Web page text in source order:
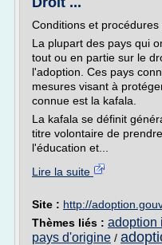
Conditions et procédures
La plupart des pays qui
tout ou en partie sur le
l'adoption. Ces pays
mesures visant à
connue est la kafala.
La kafala se définit
titre volontaire de
l'éducation et...
Lire la suite
Site : http://
Thèmes liés : adoption
pays d'origine /